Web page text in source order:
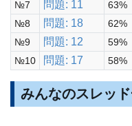
№7
問題: 11 63%
№8
問題: 18 62%
№9
問題: 12 59%
№10
問題: 17 58%
みんなのスレッ